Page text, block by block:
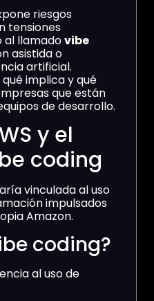
riesgos
tensiones
al llamadovibe
asistida o
artificial.
implica y qué
que están
de desarrollo.
y el
coding
vinculada al uso
impulsados
Amazon.
coding?
al uso de